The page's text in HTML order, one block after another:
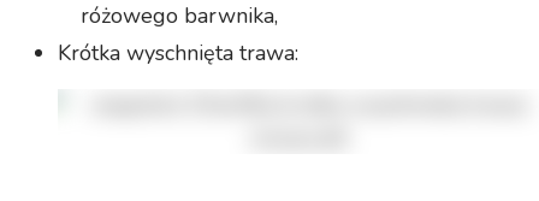
różowego barwnika,
Krótka wyschnięta trawa: